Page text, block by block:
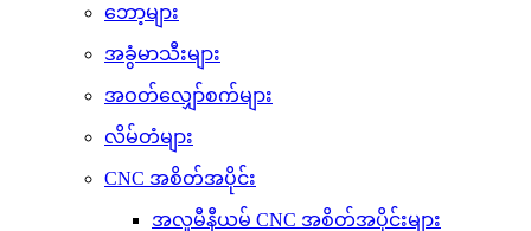
ဘော့များ
အခွံမာသီးများ
အဝတ်လျှော်စက်များ
လိမ်တံများ
CNC အစိတ်အပိုင်း
အလူမီနီယမ် CNC အစိတ်အပိုင်းများ